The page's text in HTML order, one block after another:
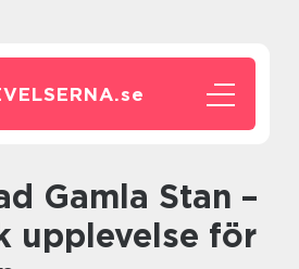
se
upplevelse för